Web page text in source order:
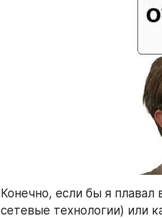
Конечно, если бы я
сетевые технологии) или